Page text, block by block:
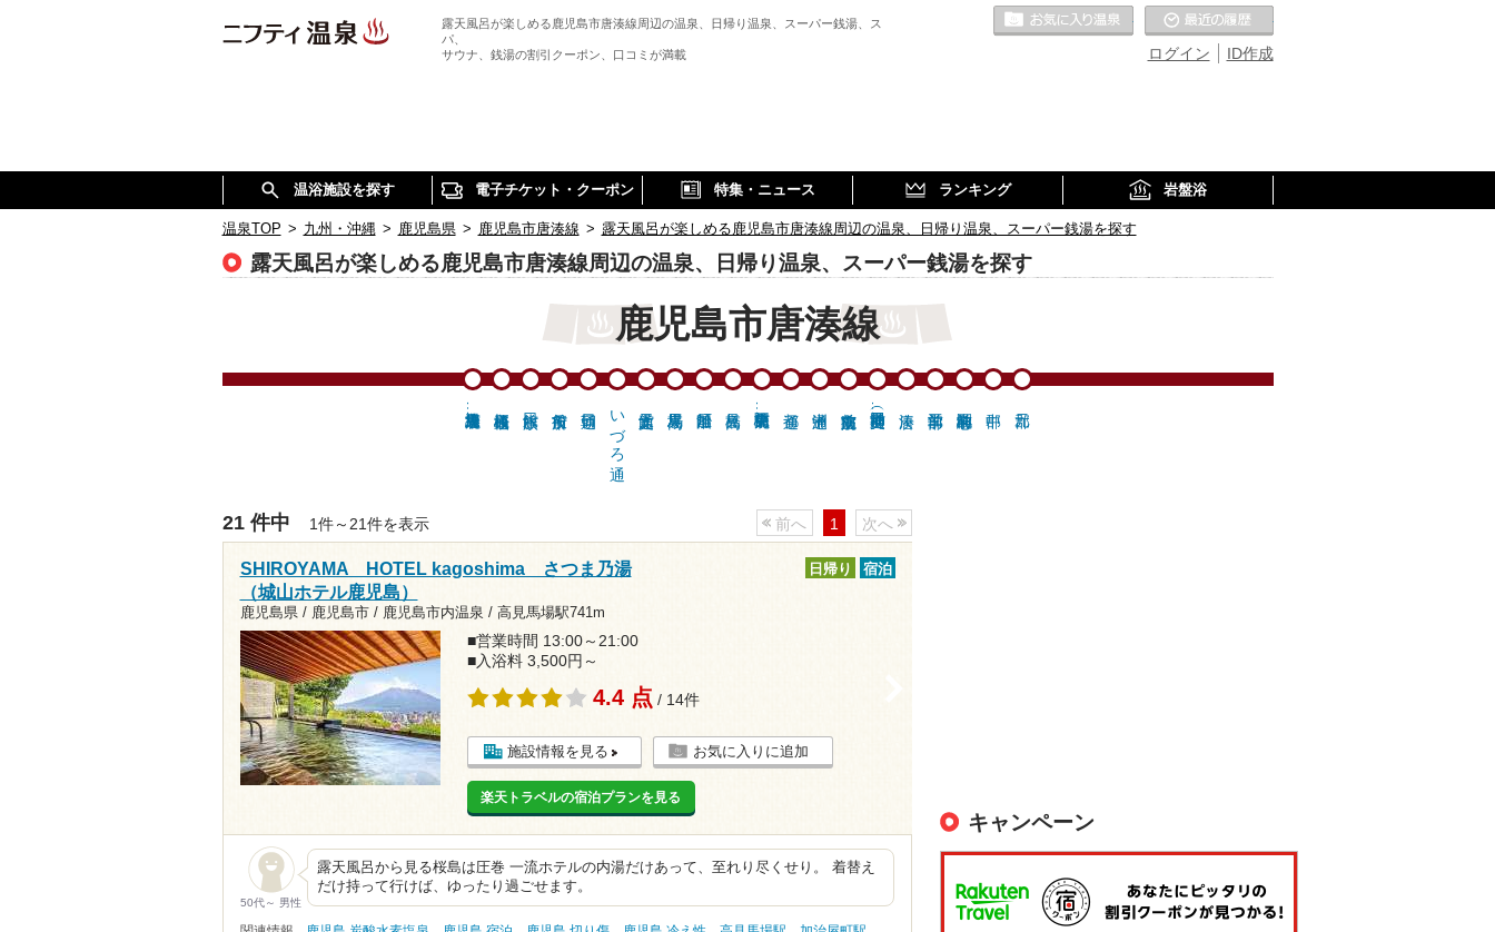
露天風呂が楽しめる鹿児島市唐湊線周辺の温泉、日帰り温泉、スーパー銭湯、ス
パ、
サウナ、銭湯の割引クーポン、口コミが満載
ID作成
ログイン
お気に入りの温泉
温浴施設を探す 電子チケット・クーポン 特集・ニュース ランキング 岩盤浴
温泉TOP > 九州・沖縄 > 鹿児島県 > 鹿児島市唐湊線 > 露天風呂が楽しめる鹿児島市唐湊線周辺の温泉、日帰り温泉、スーパー銭湯を探す
露天風呂が楽しめる鹿児島市唐湊線周辺の温泉、日帰り温泉、スーパー銭湯を探す
鹿児島市唐湊線
鹿児島市唐湊線… いづろ通 鹿児島中央駅前… 神田（交通局前…
21 件中 1件～21件を表示 前へ 1 次へ
SHIROYAMA HOTEL kagoshima さつま乃湯
（城山ホテル鹿児島）
鹿児島県 / 鹿児島市 / 鹿児島市内温泉 / 高見馬場駅741m
日帰り 宿泊
■営業時間 13:00～21:00
■入浴料 3,500円～
4.4 点 / 14件
施設情報を見る お気に入りに追加
楽天トラベルの宿泊プランを見る
50代～ 男性
露天風呂から見る桜島は圧巻 一流ホテルの内湯だけあって、至れり尽くせり。 着替え
だけ持って行けば、ゆったり過ごせます。
キャンペーン